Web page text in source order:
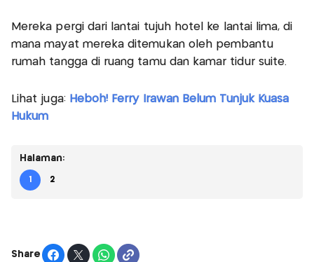
Mereka pergi dari lantai tujuh hotel ke lantai lima, di
mana mayat mereka ditemukan oleh pembantu
rumah tangga di ruang tamu dan kamar tidur suite.
Lihat juga: Heboh! Ferry Irawan Belum Tunjuk Kuasa
Hukum
Halaman:
1 2
Share